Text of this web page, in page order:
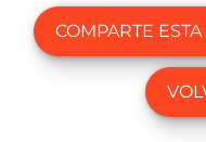
COMPARTE